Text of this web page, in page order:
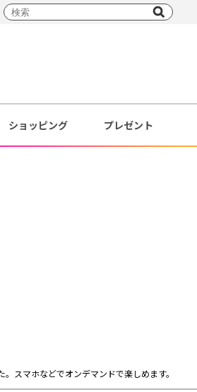
ショッピング プレゼント
スマホなどでオンデマンドで楽しめます。